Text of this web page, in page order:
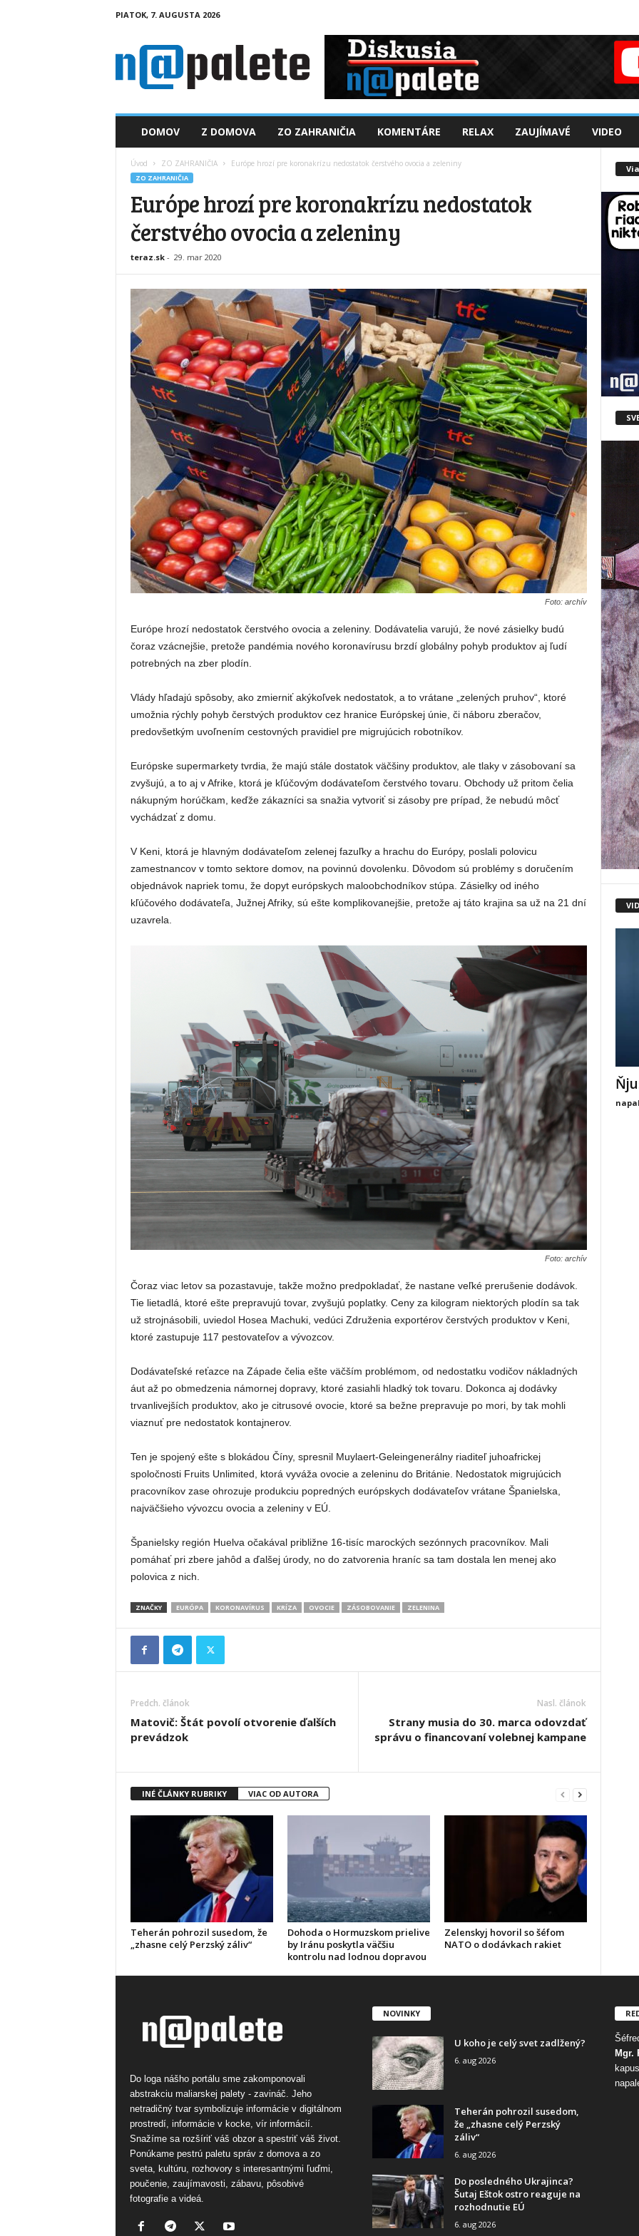
PIATOK, 7. AUGUSTA 2026
a
DOMOV Z DOMOVA ZO ZAHRANIČIA KOMENTÁRE RELAX ZAUJÍMAVÉ VIDEO
Úvod ZO ZAHRANIČIA Európe hrozí pre koronakrízu nedostatok čerstvého ovocia a zeleniny
ZO ZAHRANIČIA
Európe hrozí pre koronakrízu nedostatok
čerstvého ovocia a zeleniny
teraz.sk- 29. mar 2020
Foto: archív
Európe hrozí nedostatok čerstvého ovocia a zeleniny. Dodávatelia varujú, že nové zásielky budú
čoraz vzácnejšie, pretože pandémia nového koronavírusu brzdí globálny pohyb produktov aj ľudí
potrebných na zber plodín.
Vlády hľadajú spôsoby, ako zmierniť akýkoľvek nedostatok, a to vrátane „zelených pruhov“, ktoré
umožnia rýchly pohyb čerstvých produktov cez hranice Európskej únie, či náboru zberačov,
predovšetkým uvoľnením cestovných pravidiel pre migrujúcich robotníkov.
Európske supermarkety tvrdia, že majú stále dostatok väčšiny produktov, ale tlaky v zásobovaní sa
zvyšujú, a to aj v Afrike, ktorá je kľúčovým dodávateľom čerstvého tovaru. Obchody už pritom čelia
nákupným horúčkam, keďže zákazníci sa snažia vytvoriť si zásoby pre prípad, že nebudú môcť
vychádzať z domu.
V Keni, ktorá je hlavným dodávateľom zelenej fazuľky a hrachu do Európy, poslali polovicu
zamestnancov v tomto sektore domov, na povinnú dovolenku. Dôvodom sú problémy s doručením
objednávok napriek tomu, že dopyt európskych maloobchodníkov stúpa. Zásielky od iného
kľúčového dodávateľa, Južnej Afriky, sú ešte komplikovanejšie, pretože aj táto krajina sa už na 21 dní
uzavrela.
Foto: archív
Čoraz viac letov sa pozastavuje, takže možno predpokladať, že nastane veľké prerušenie dodávok.
Tie lietadlá, ktoré ešte prepravujú tovar, zvyšujú poplatky. Ceny za kilogram niektorých plodín sa tak
už strojnásobili, uviedol Hosea Machuki, vedúci Združenia exportérov čerstvých produktov v Keni,
ktoré zastupuje 117 pestovateľov a vývozcov.
Dodávateľské reťazce na Západe čelia ešte väčším problémom, od nedostatku vodičov nákladných
áut až po obmedzenia námornej dopravy, ktoré zasiahli hladký tok tovaru. Dokonca aj dodávky
trvanlivejších produktov, ako je citrusové ovocie, ktoré sa bežne prepravuje po mori, by tak mohli
viaznuť pre nedostatok kontajnerov.
Ten je spojený ešte s blokádou Číny, spresnil Muylaert-Geleingenerálny riaditeľ juhoafrickej
spoločnosti Fruits Unlimited, ktorá vyváža ovocie a zeleninu do Británie. Nedostatok migrujúcich
pracovníkov zase ohrozuje produkciu popredných európskych dodávateľov vrátane Španielska,
najväčšieho vývozcu ovocia a zeleniny v EÚ.
Španielsky región Huelva očakával približne 16-tisíc marockých sezónnych pracovníkov. Mali
pomáhať pri zbere jahôd a ďalšej úrody, no do zatvorenia hraníc sa tam dostala len menej ako
polovica z nich.
ZNAČKY EURÓPA KORONAVÍRUS KRÍZA OVOCIE ZÁSOBOVANIE ZELENINA
Predch. článok
Matovič: Štát povolí otvorenie ďalších
prevádzok
Nasl. článok
Strany musia do 30. marca odovzdať
správu o financovaní volebnej kampane
INÉ ČLÁNKY RUBRIKY VIAC OD AUTORA
Teherán pohrozil susedom, že
„zhasne celý Perzský záliv“
Dohoda o Hormuzskom prielive
by Iránu poskytla väčšiu
kontrolu nad lodnou dopravou
Zelenskyj hovoril so šéfom
NATO o dodávkach rakiet
Do loga nášho portálu sme zakomponovali
abstrakciu maliarskej palety - zavináč. Jeho
netradičný tvar symbolizuje informácie v digitálnom
prostredí, informácie v kocke, vír informácií.
Snažíme sa rozšíriť váš obzor a spestriť váš život.
Ponúkame pestrú paletu správ z domova a zo
sveta, kultúru, rozhovory s interesantnými ľuďmi,
poučenie, zaujímavosti, zábavu, pôsobivé
fotografie a videá.
NOVINKY
U koho je celý svet zadlžený?
6. aug 2026
Teherán pohrozil susedom,
že „zhasne celý Perzský
záliv“
6. aug 2026
Do posledného Ukrajinca?
Šutaj Eštok ostro reaguje na
rozhodnutie EÚ
6. aug 2026
Mgr.